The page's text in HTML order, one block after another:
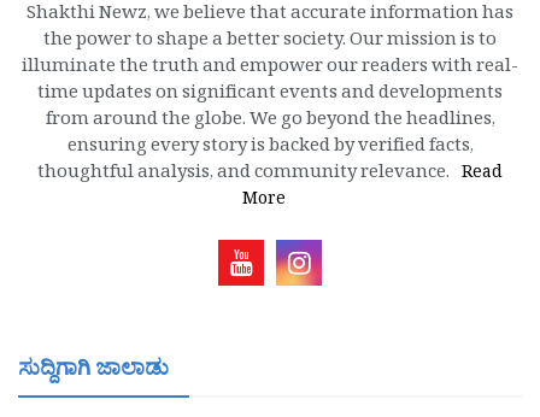
Shakthi Newz, we believe that accurate information has
the power to shape a better society. Our mission is to
illuminate the truth and empower our readers with real-
time updates on significant events and developments
from around the globe. We go beyond the headlines,
ensuring every story is backed by verified facts,
thoughtful analysis, and community relevance. Read
More
ಸುದ್ದಿಗಾಗಿ ಜಾಲಾಡು